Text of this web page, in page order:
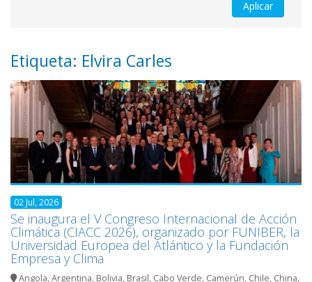
Etiqueta: Elvira Carles
02 Jul, 2026
Se inaugura el V Congreso Internacional de Acción
Climática (CIACC 2026), organizado por FUNIBER, la
Universidad Europea del Atlántico y la Fundación
Empresa y Clima
Angola,Argentina, Bolivia, Brasil, Cabo Verde, Camerún, Chile, China,